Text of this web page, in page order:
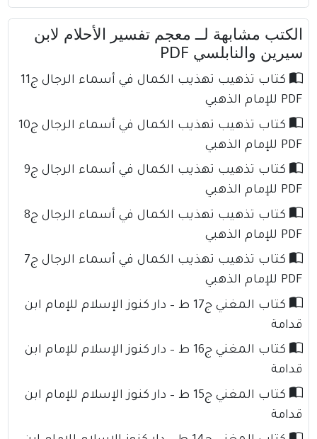
الكتب مشابهة لــ معجم تفسير الأحلام لابن
سيرين والنابلسي PDF
كتاب تذهيب تهذيب الكمال في أسماء الرجال ج11
PDF للإمام الذهبي
كتاب تذهيب تهذيب الكمال في أسماء الرجال ج10
PDF للإمام الذهبي
كتاب تذهيب تهذيب الكمال في أسماء الرجال ج9
PDF للإمام الذهبي
كتاب تذهيب تهذيب الكمال في أسماء الرجال ج8
PDF للإمام الذهبي
كتاب تذهيب تهذيب الكمال في أسماء الرجال ج7
PDF للإمام الذهبي
كتاب المغني ج17 ط – دار كنوز الإسلام للإمام ابن
قدامة
كتاب المغني ج16 ط – دار كنوز الإسلام للإمام ابن
قدامة
كتاب المغني ج15 ط – دار كنوز الإسلام للإمام ابن
قدامة